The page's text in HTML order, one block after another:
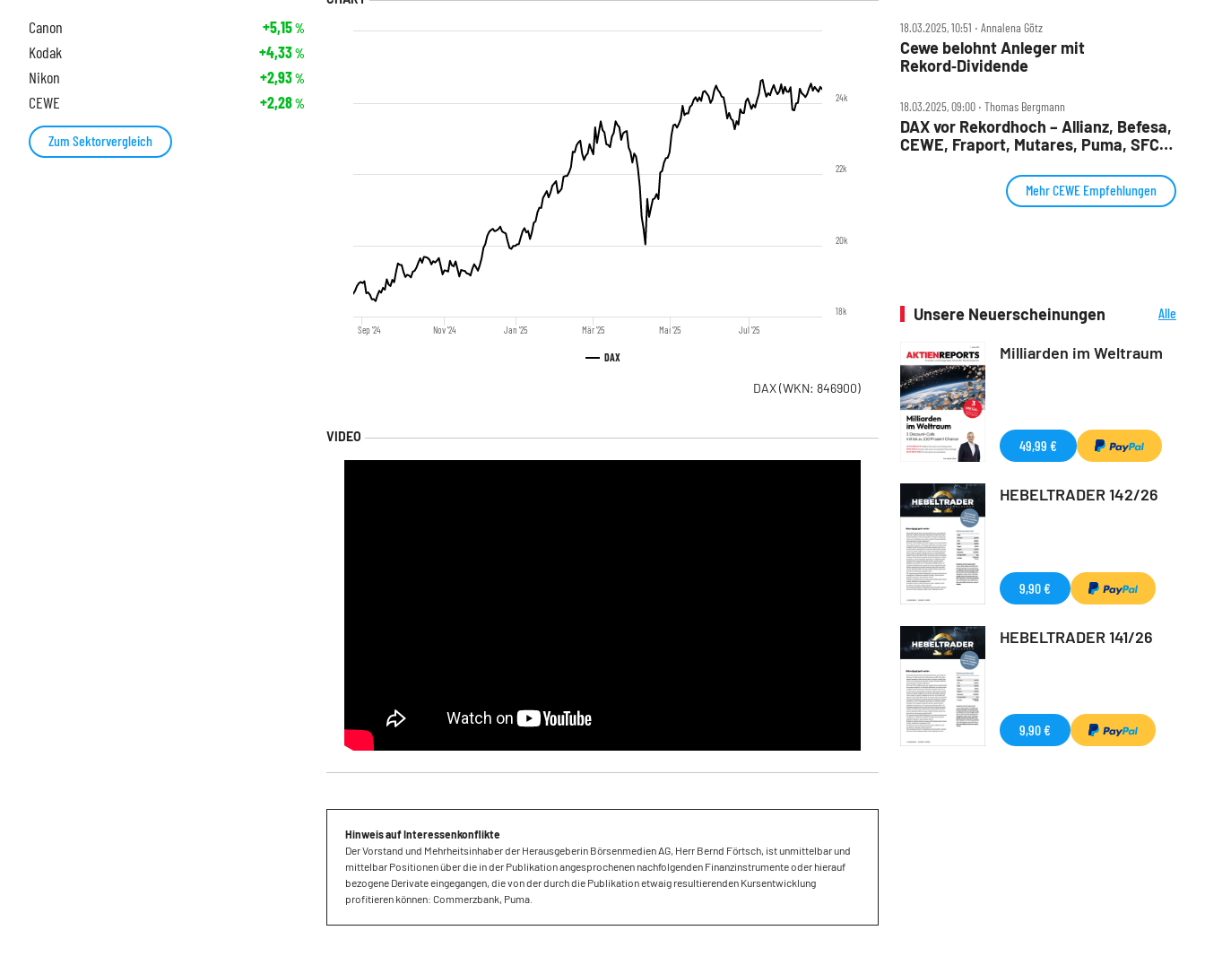
DAX
Sep '24 Nov '24 Jan '25 Mär '25 Mai '25 Jul '25
18k
20k
22k
24k
DAX(WKN: 846900)
Hinweis auf Interessenkonflikte
Der Vorstand und Mehrheitsinhaber der Herausgeberin Börsenmedien AG, Herr Bernd Förtsch, ist unmittelbar und
mittelbar Positionen über die in der Publikation angesprochenen nachfolgenden Finanzinstrumente oder hierauf
bezogene Derivate eingegangen, die von der durch die Publikation etwaig resultierenden Kursentwicklung
profitieren können: Commerzbank, Puma.
Canon
+5,15%
Kodak +4,33%
Nikon +2,93%
CEWE +2,28%
Zum Sektorvergleich
18.03.2025, 10:51 ‧ Annalena Götz
Cewe belohnt Anleger mit
Rekord‑Dividende
18.03.2025, 09:00 ‧ Thomas Bergmann
DAX vor Rekordhoch – Allianz, Befesa,
CEWE, Fraport, Mutares, Puma, SFC
Mehr CEWE Empfehlungen
Unsere Neuerscheinungen
Alle
Milliarden im Weltraum
49,99 €
HEBELTRADER 142/26
9,90 €
HEBELTRADER 141/26
9,90 €